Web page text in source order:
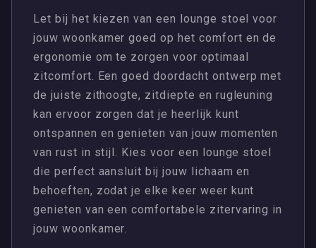
Let bij het kiezen van een lounge stoel voor
jouw woonkamer goed op het comfort en de
ergonomie om te zorgen voor optimaal
zitcomfort. Een goed doordacht ontwerp met
de juiste zithoogte, zitdiepte en rugleuning
kan ervoor zorgen dat je heerlijk kunt
ontspannen en genieten van jouw momenten
van rust in stijl. Kies voor een lounge stoel
die perfect aansluit bij jouw lichaam en
behoeften, zodat je elke keer weer kunt
genieten van een comfortabele zitervaring in
jouw woonkamer.